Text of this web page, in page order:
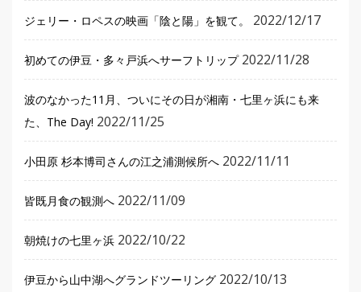
ジェリー・ロペスの映画「陰と陽」を観て。 2022/12/17
初めての伊豆・多々戸浜へサーフトリップ 2022/11/28
波のなかった11月、ついにその日が湘南・七里ヶ浜にも来
た、The Day! 2022/11/25
小田原 杉本博司さんの江之浦測候所へ 2022/11/11
皆既月食の観測へ 2022/11/09
朝焼けの七里ヶ浜 2022/10/22
伊豆から山中湖へグランドツーリング 2022/10/13